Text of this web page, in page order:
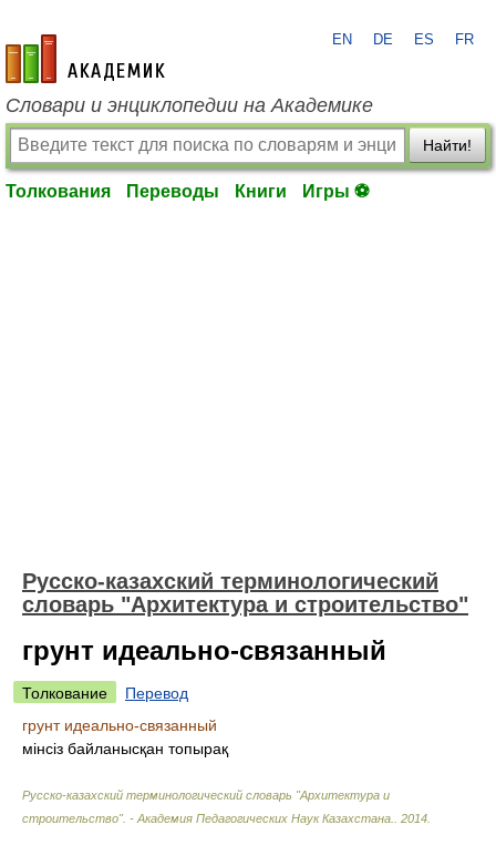
academic.ru
EN DE ES FR
Словари и энциклопедии на Академике
Найти!
Толкования Переводы Книги Игры ⚽
Русско-казахский терминологический
словарь "Архитектура и строительство"
грунт идеально-связанный
Толкование
Перевод
грунт идеально-связанный
мінсіз байланысқан топырақ
Русско-казахский терминологический словарь "Архитектура и
строительство". - Академия Педагогических Наук Казахстана.
2014